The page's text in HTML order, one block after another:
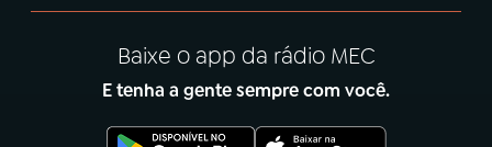
Baixe o app da rádio MEC
E tenha a gente sempre com você.